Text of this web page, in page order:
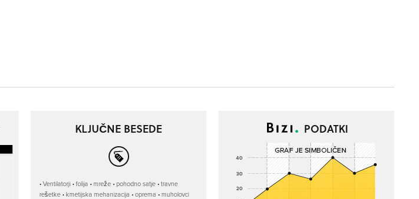
KLJUČNE BESEDE
Ventilatorji folija mreže pohodno satje travne
rešetke
kmetijska mehanizacija oprema
muholovci
PODATKI